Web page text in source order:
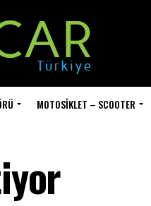
MOTOSIKLET – SCOOTER